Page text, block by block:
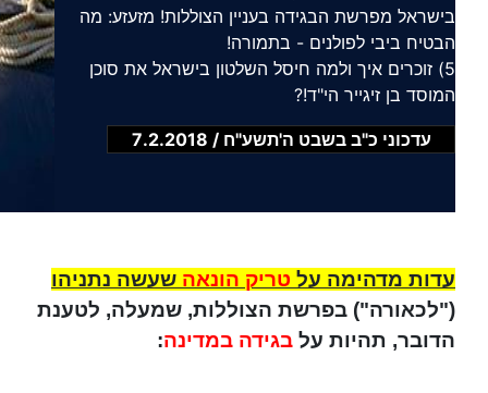
בישראל מפרשת הבגידה בעניין הצוללות! מזעזע: מה
הבטיח ביבי לפולנים - בתמורה!
5) זוכרים איך ולמה חיסל השלטון בישראל את סוכן
המוסד בן זיגייר הי"ד!?
עדכוני כ"ב בשבט ה'תשע"ח / 7.2.2018
עדות מדהימה על טריק הונאה שעשה נתניהו
("לכאורה") בפרשת הצוללות, שמעלה, לטענת
הדובר, תהיות על בגידה במדינה: